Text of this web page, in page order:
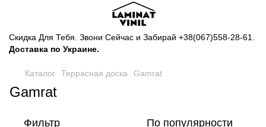
Скидка Для Тебя. Звони Сейчас и Забирай +38(067)558-28-61
Доставка по Украине.
Каталог Террасная доска Gamrat
Gamrat
Фильтр По популярности